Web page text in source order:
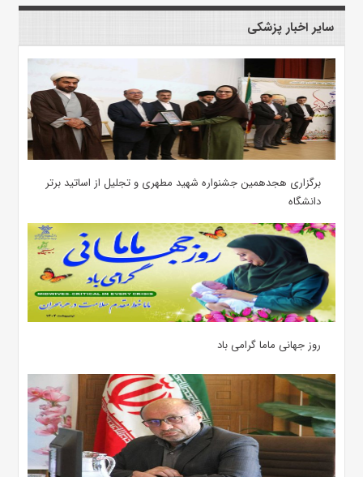
سایر اخبار پزشکی
برگزاری هجدهمین جشنواره شهید مطهری و تجلیل از اساتید برتر
دانشگاه
روز جهانی ماما گرامی باد